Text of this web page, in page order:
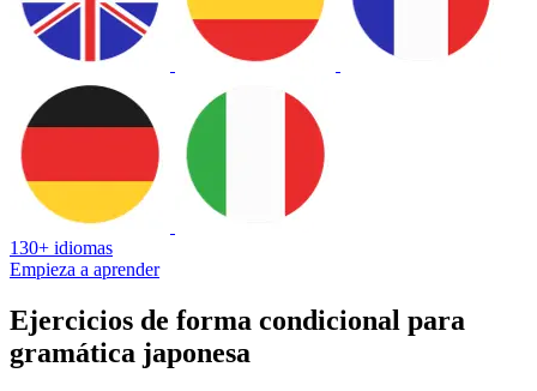
130+ idiomas
Empieza a aprender
Ejercicios de forma condicional para
gramática japonesa